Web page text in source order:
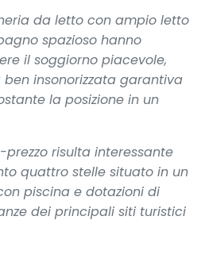
da letto con ampio letto
spazioso hanno
il soggiorno piacevole,
insonorizzata garantiva
la posizione in un
risulta interessante
quattro stelle situato in un
piscina e dotazioni di
dei principali siti turistici